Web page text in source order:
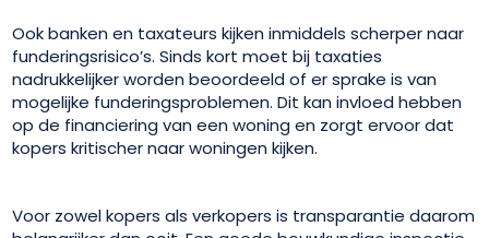
Ook banken en taxateurs kijken inmiddels scherper naar
funderingsrisico’s. Sinds kort moet bij taxaties
nadrukkelijker worden beoordeeld of er sprake is van
mogelijke funderingsproblemen. Dit kan invloed hebben
op de financiering van een woning en zorgt ervoor dat
kopers kritischer naar woningen kijken.
Voor zowel kopers als verkopers is transparantie daarom